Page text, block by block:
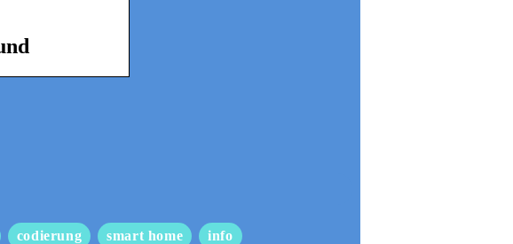
codierung smart home info